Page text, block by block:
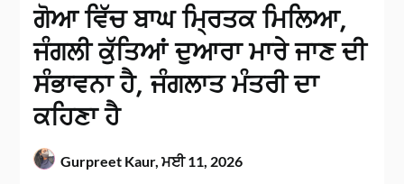
ਗੋਆ ਵਿੱਚ ਬਾਘ ਮ੍ਰਿਤਕ ਮਿਲਿਆ,
ਜੰਗਲੀ ਕੁੱਤਿਆਂ ਦੁਆਰਾ ਮਾਰੇ ਜਾਣ ਦੀ
ਸੰਭਾਵਨਾ ਹੈ, ਜੰਗਲਾਤ ਮੰਤਰੀ ਦਾ
ਕਹਿਣਾ ਹੈ
Gurpreet Kaur,ਮਈ 11, 2026